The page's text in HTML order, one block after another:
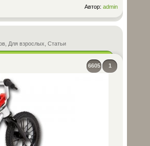
Автор: admin
, Для взрослых, Статьи
1
6605